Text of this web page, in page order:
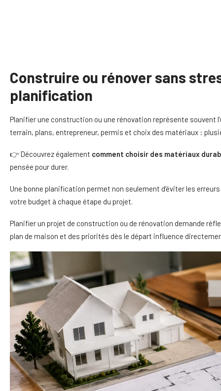
Construire ou rénover sans
planification
Planifier une construction ou une rénovation représente souvent
terrain, plans, entrepreneur, permis et choix des matériaux :
👉 Découvrez également comment choisir des matériaux
pensée pour durer.
Une bonne planification permet non seulement d’éviter les
votre budget à chaque étape du projet.
Planifier un projet de construction ou de rénovation demande
plan de maison et des priorités dès le départ influence